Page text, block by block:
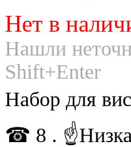
Нет в
Нашли
Shift+Enter
Набор для
☎ 8 .